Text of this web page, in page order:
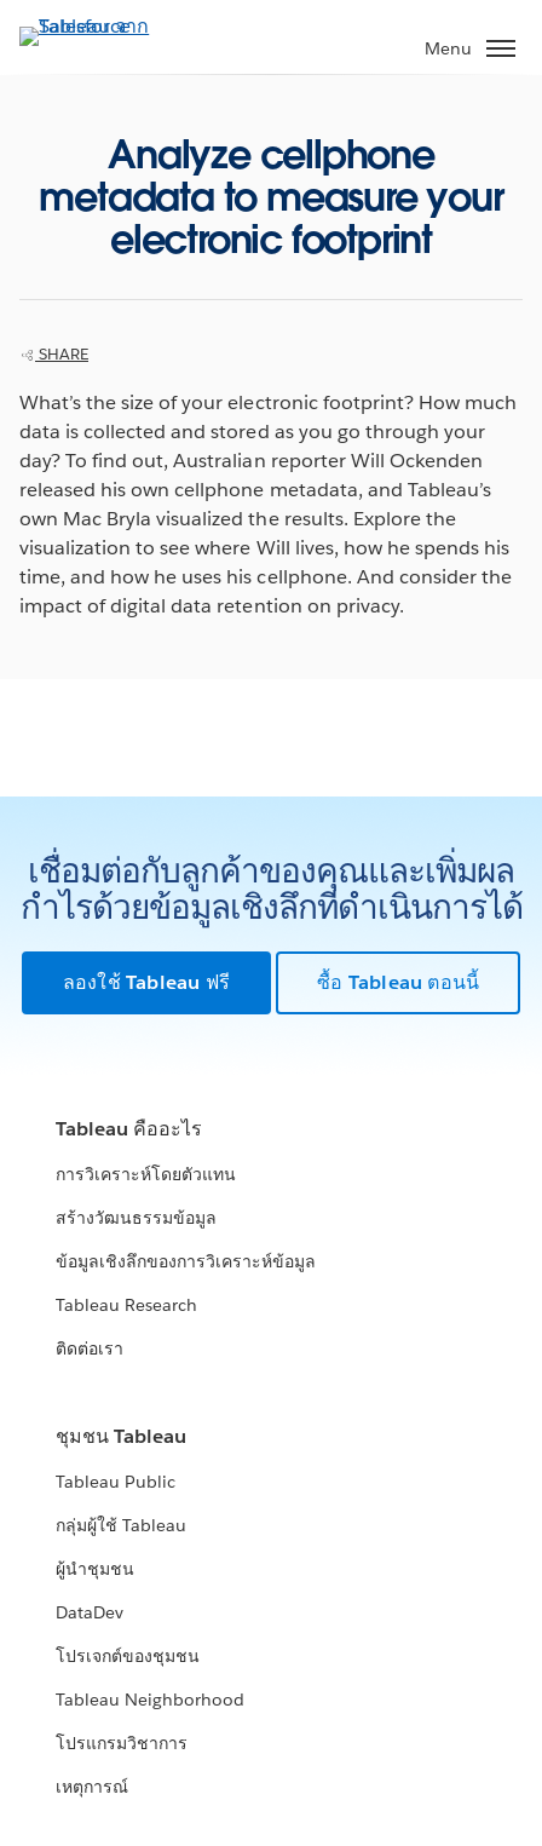
ไป
Menu
Analyze cellphone
metadata to measure your
electronic footprint
SHARE
What’s the size of your electronic footprint? How much
data is collected and stored as you go through your
day? To find out, Australian reporter Will Ockenden
released his own cellphone metadata, and Tableau’s
own Mac Bryla visualized the results. Explore the
visualization to see where Will lives, how he spends his
time, and how he uses his cellphone. And consider the
impact of digital data retention on privacy.
เชื่อมต่อกับลูกค้าของคุณและเพิ่มผล
กำไรด้วยข้อมูลเชิงลึกที่ดำเนินการได้
ลองใช้ Tableau ฟรี ซื้อ Tableau ตอนนี้
Tableau คืออะไร
การวิเคราะห์โดยตัวแทน
สร้างวัฒนธรรมข้อมูล
ข้อมูลเชิงลึกของการวิเคราะห์ข้อมูล
Tableau Research
ติดต่อเรา
ชุมชน Tableau
Tableau Public
กลุ่มผู้ใช้ Tableau
ผู้นำชุมชน
DataDev
โปรเจกต์ของชุมชน
Tableau Neighborhood
โปรแกรมวิชาการ
เหตุการณ์